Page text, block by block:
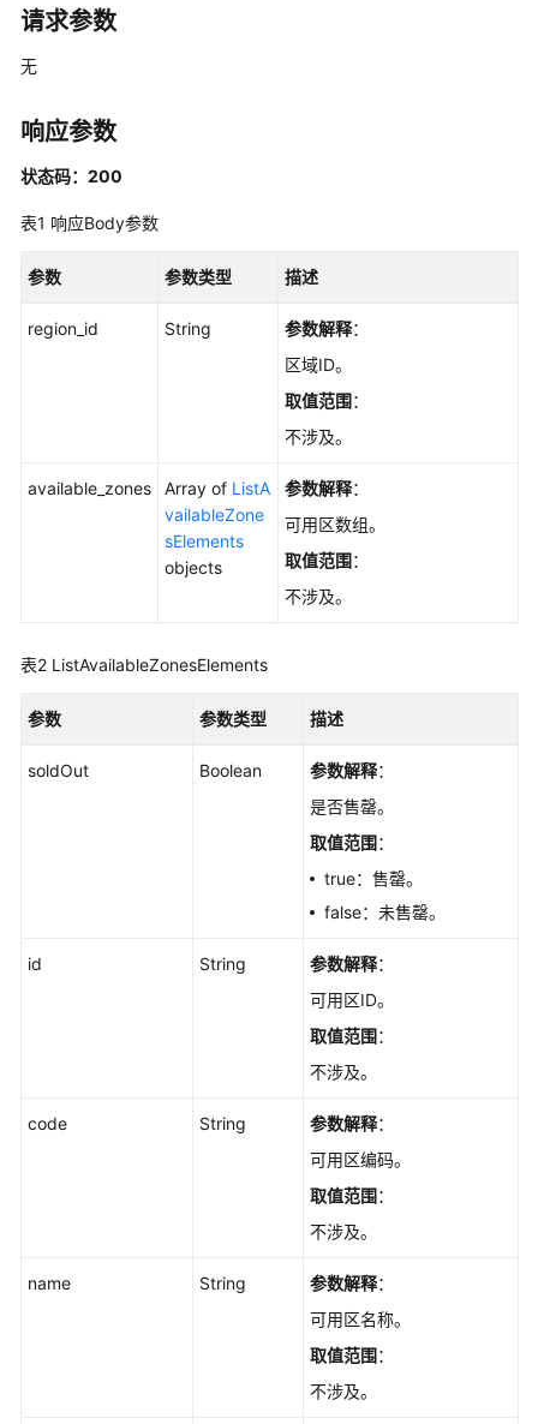
用
户
最
佳
践
开
指
请求参数
无
响应参数
状态码：200
表1 响应Body参数
参数 参数类型 描述
region_id String 参数解释：
区域ID。
取值范围：
不涉及。
available_zones Array of ListA
vailableZone
sElements
objects
参数解释：
可用区数组。
取值范围：
不涉及。
表2 ListAvailableZonesElements
参数 参数类型 描述
soldOut Boolean 参数解释：
是否售罄。
取值范围：
true：售罄。
false：未售罄。
id String 参数解释：
可用区ID。
取值范围：
不涉及。
code String 参数解释：
可用区编码。
取值范围：
不涉及。
name String 参数解释：
可用区名称。
取值范围：
不涉及。